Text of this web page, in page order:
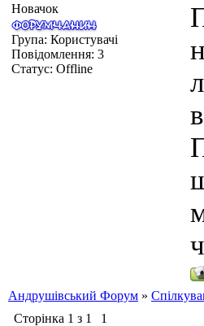
Новачок
Група: Користувачі
Повідомлення: 3
Статус: Offline
Андрушівський Форум »
Сторінка 1 з 1 1